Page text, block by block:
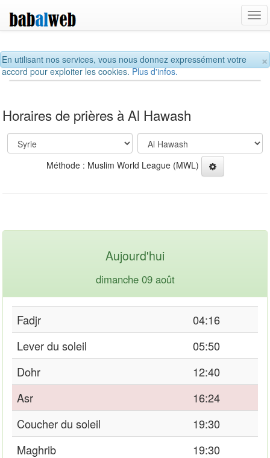
×
En utilisant nos services, vous nous donnez expressément votre
accord pour exploiter les cookies.Plus d'infos.
Horaires de prières à Al Hawash
Méthode : Muslim World League (MWL)
Aujourd'hui
dimanche 09 août
Fadjr
04:16
Lever du soleil
05:50
Dohr
12:40
Asr
16:24
Coucher du soleil
19:30
Maghrib
19:30